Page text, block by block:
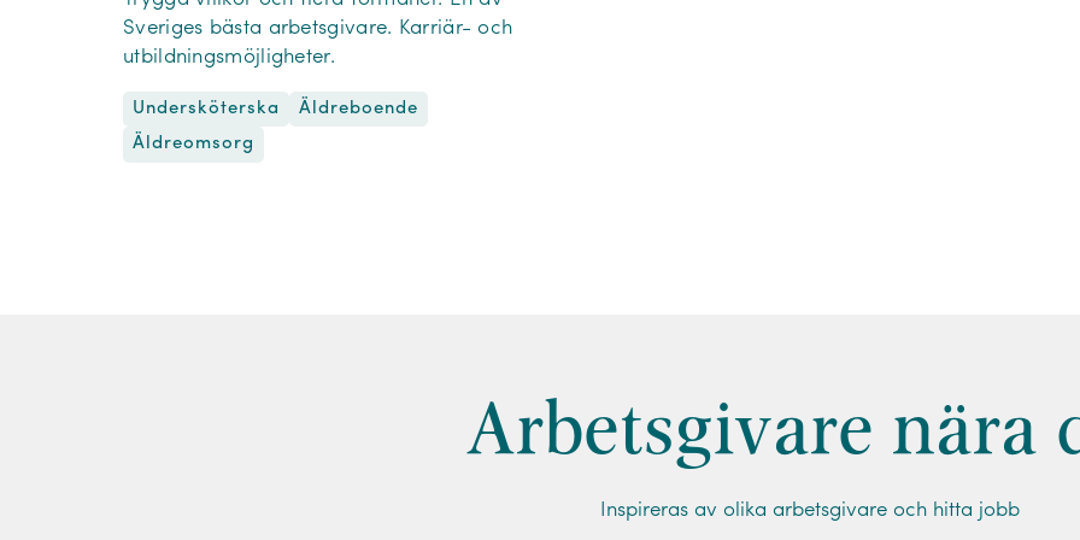
Sveriges bästa arbetsgivare. Karriär- och
utbildningsmöjligheter.
Undersköterska
Äldreboende
Äldreomsorg
Arbetsgivare nära
Inspireras av olika arbetsgivare och hitta jobb